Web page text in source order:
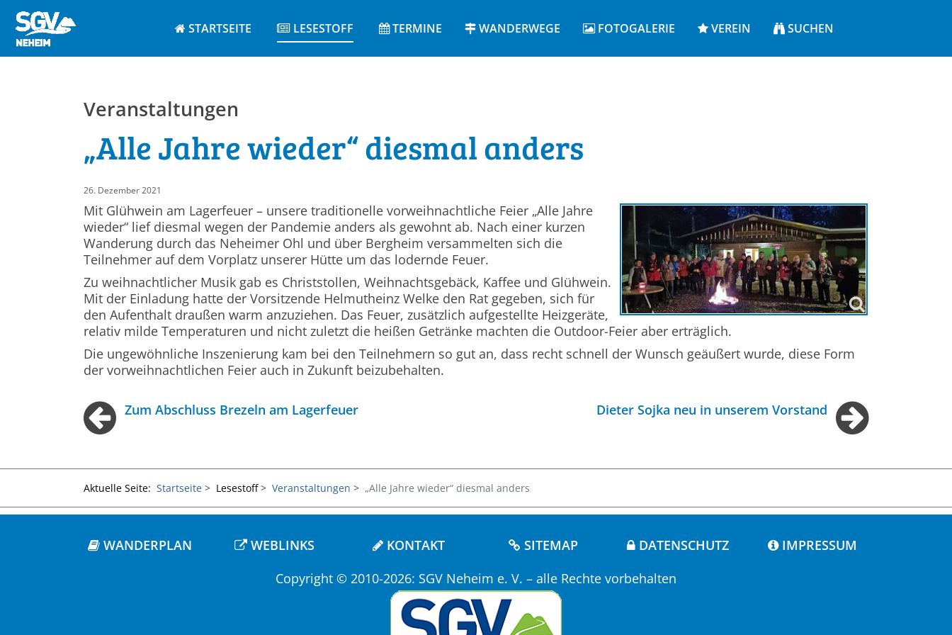
STARTSEITE LESESTOFF TERMINE WANDERWEGE FOTOGALERIE VEREIN SUCHEN
Veranstaltungen
„Alle Jahre wieder“ diesmal anders
26. Dezember 2021
Mit Glühwein am Lagerfeuer – unsere traditionelle vorweihnachtliche Feier „Alle Jahre
wieder“ lief diesmal wegen der Pandemie anders als gewohnt ab. Nach einer kurzen
Wanderung durch das Neheimer Ohl und über Bergheim versammelten sich die
Teilnehmer auf dem Vorplatz unserer Hütte um das lodernde Feuer.
Zu weihnachtlicher Musik gab es Christstollen, Weihnachtsgebäck, Kaffee und Glühwein.
Mit der Einladung hatte der Vorsitzende Helmutheinz Welke den Rat gegeben, sich für
den Aufenthalt draußen warm anzuziehen. Das Feuer, zusätzlich aufgestellte Heizgeräte,
relativ milde Temperaturen und nicht zuletzt die heißen Getränke machten die Outdoor-Feier aber erträglich.
Die ungewöhnliche Inszenierung kam bei den Teilnehmern so gut an, dass recht schnell der Wunsch geäußert wurde, diese Form
der vorweihnachtlichen Feier auch in Zukunft beizubehalten.
Zum Abschluss Brezeln am Lagerfeuer Dieter Sojka neu in unserem Vorstand
Aktuelle Seite: Startseite Lesestoff Veranstaltungen „Alle Jahre wieder“ diesmal anders
WANDERPLAN WEBLINKS KONTAKT SITEMAP DATENSCHUTZ
IMPRESSUM
Copyright © 2010-2026: SGV Neheim e. V. – alle Rechte vorbehalten